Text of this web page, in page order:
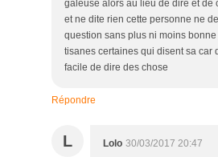
galeuse alors au lieu de dire et de
et ne dite rien cette personne ne
question sans plus ni moins
tisanes certaines qui disent sa car
facile de dire des chose
Répondre
L Lolo 30/03/2017 20:47